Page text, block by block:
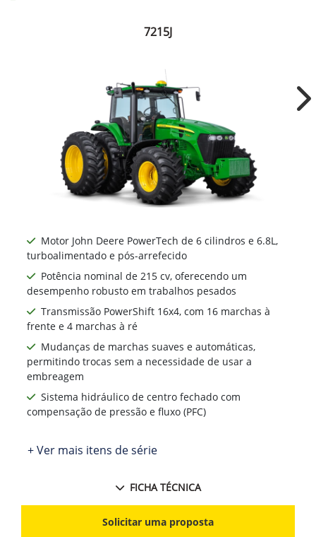
7215J
Motor John Deere PowerTech de 6 cilindros e 6.8L,
turboalimentado e pós-arrefecido
Potência nominal de 215 cv, oferecendo um
desempenho robusto em trabalhos pesados
Transmissão PowerShift 16x4, com 16 marchas à
frente e 4 marchas à ré
Mudanças de marchas suaves e automáticas,
permitindo trocas sem a necessidade de usar a
embreagem
Sistema hidráulico de centro fechado com
compensação de pressão e fluxo (PFC)
+ Ver mais itens de série
FICHA TÉCNICA
Solicitar uma proposta